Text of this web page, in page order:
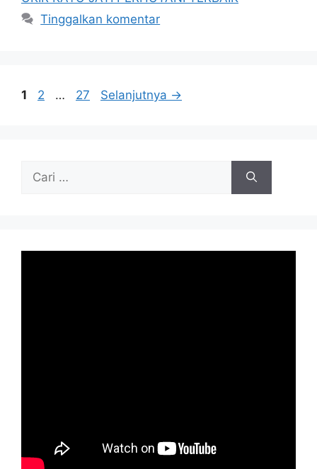
Tinggalkan komentar
Halaman
1 Halaman
2 … Halaman
27 Selanjutnya →
untuk: